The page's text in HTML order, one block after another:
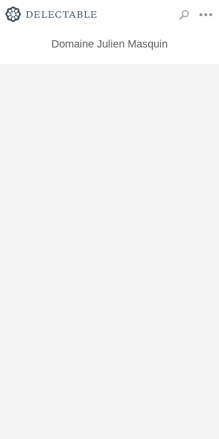
Domaine Julien Masquin